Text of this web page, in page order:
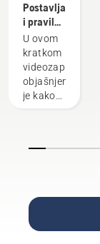
Postavljanje
i pravilna
prilagodba
leđne
baterije
U ovom
kratkom
videozapisu
objašnjeno
je kako
leđnu
najviše
koristi uz
profesionalne